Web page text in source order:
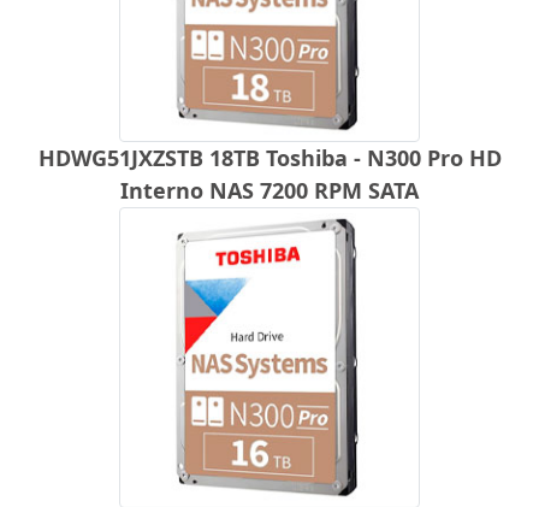
HDWG51JXZSTB 18TB Toshiba - N300 Pro HD
Interno NAS 7200 RPM SATA